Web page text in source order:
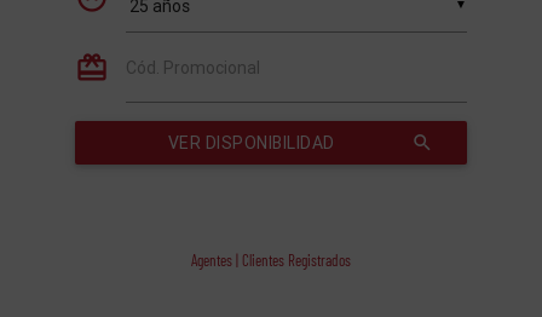
Agentes | Clientes Registrados